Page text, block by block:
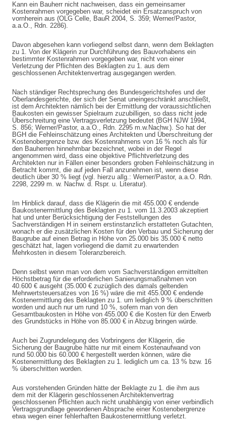
Kann ein Bauherr nicht nachweisen, dass ein gemeinsamer
Kostenrahmen vorgegeben war, scheidet ein Ersatzanspruch von
vornherein aus (OLG Celle, BauR 2004, S. 359; Werner/Pastor,
a.a.O., Rdn. 2286).
Davon abgesehen kann vorliegend selbst dann, wenn dem Beklagten
zu 1. Von der Klägerin zur Durchführung des Bauvorhabens ein
bestimmter Kostenrahmen vorgegeben war, nicht von einer
Verletzung der Pflichten des Beklagten zu 1. aus dem
geschlossenen Architektenvertrag ausgegangen werden.
Nach ständiger Rechtsprechung des Bundesgerichtshofes und der
Oberlandesgerichte, der sich der Senat uneingeschränkt anschließt,
ist dem Architekten nämlich bei der Ermittlung der voraussichtlichen
Baukosten ein gewisser Spielraum zuzubilligen, so dass nicht jede
Überschreitung eine Vertragsverletzung bedeutet (BGH NJW 1994,
S. 856; Werner/Pastor, a.a.O., Rdn. 2295 m.w.Nachw.). So hat der
BGH die Fehleinschätzung eines Architekten und Überschreitung der
Kostenobergrenze bzw. des Kostenrahmens von 16 % noch als für
den Bauherren hinnehmbar bezeichnet, wobei in der Regel
angenommen wird, dass eine objektive Pflichtverletzung des
Architekten nur in Fällen einer besonders groben Fehleinschätzung in
Betracht kommt, die auf jeden Fall anzunehmen ist, wenn diese
deutlich über 30 % liegt (vgl. hierzu allg.: Werner/Pastor, a.a.O. Rdn.
2298, 2299 m. w. Nachw. d. Rspr. u. Literatur).
Im Hinblick darauf, dass die Klägerin die mit 455.000 € endende
Baukostenermittlung des Beklagten zu 1. vom 11.3.2003 akzeptiert
hat und unter Berücksichtigung der Feststellungen des
Sachverständigen H in seinem erstinstanzlich erstatteten Gutachten,
wonach er die zusätzlichen Kosten für den Verbau und Sicherung der
Baugrube auf einen Betrag in Höhe von 25.000 bis 35.000 € netto
geschätzt hat, lagen vorliegend die damit zu erwartenden
Mehrkosten in diesem Toleranzbereich.
Denn selbst wenn man von dem vom Sachverständigen ermittelten
Höchstbetrag für die erforderlichen Sanierungsmaßnahmen von
40.600 € ausgeht (35.000 € zuzüglich des damals geltenden
Mehrwertsteuersatzes von 16 %) wäre die mit 455.000 € endende
Kostenermittlung des Beklagten zu 1. um lediglich 9 % überschritten
worden und auch nur um rund 10 %, sofern man von den
Gesamtbaukosten in Höhe von 455.000 € die Kosten für den Erwerb
des Grundstücks in Höhe von 85.000 € in Abzug bringen würde.
Auch bei Zugrundelegung des Vorbringens der Klägerin, die
Sicherung der Baugrube hätte nur mit einem Kostenaufwand von
rund 50.000 bis 60.000 € hergestellt werden können, wäre die
Kostenermittlung des Beklagten zu 1. lediglich um ca. 13 % bzw. 16
% überschritten worden.
Aus vorstehenden Gründen hätte der Beklagte zu 1. die ihm aus
dem mit der Klägerin geschlossenen Architektenvertrag
geschlossenen Pflichten auch nicht unabhängig von einer verbindlich
Vertragsgrundlage gewordenen Absprache einer Kostenobergrenze
etwa wegen einer fehlerhaften Baukostenermittlung verletzt.